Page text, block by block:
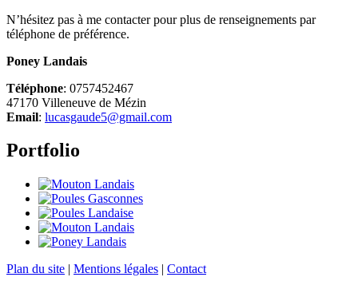
N’hésitez pas à me contacter pour plus de renseignements par
téléphone de préférence.
Poney Landais
Téléphone: 0757452467
47170 Villeneuve de Mézin
Email: lucasgaude5@gmail.com
Portfolio
Plan du site | Mentions légales | Contact